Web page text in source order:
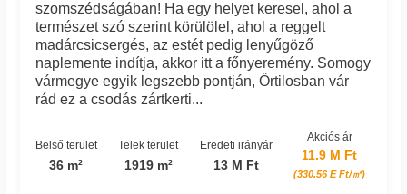
szomszédságában! Ha egy helyet keresel, ahol a
természet szó szerint körülölel, ahol a reggelt
madárcsicsergés, az estét pedig lenyűgöző
naplemente indítja, akkor itt a főnyeremény. Somogy
vármegye egyik legszebb pontján, Őrtilosban vár
rád ez a csodás zártkerti...
Belső terület
36 m²
Telek terület
1919 m²
Eredeti irányár
13 M Ft
Akciós ár
11.9 M Ft
(330.56 E Ft/㎡)